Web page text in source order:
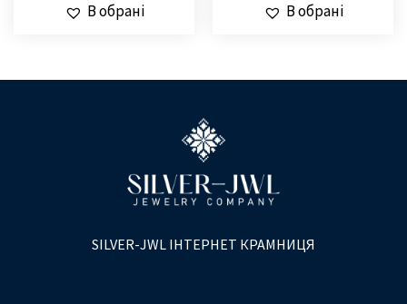
В обрані В обрані
SILVER-JWL ІНТЕРНЕТ КРАМНИЦЯ